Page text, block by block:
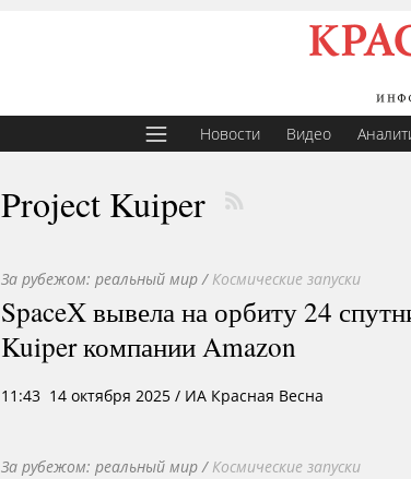
Новости Видео
Project Kuiper
За рубежом: реальный мир / Космические запуски
SpaceX вывела на орбиту 24
Kuiper компании Amazon
11:43 14 октября 2025 / ИА Красная Весна
За рубежом: реальный мир / Космические запуски